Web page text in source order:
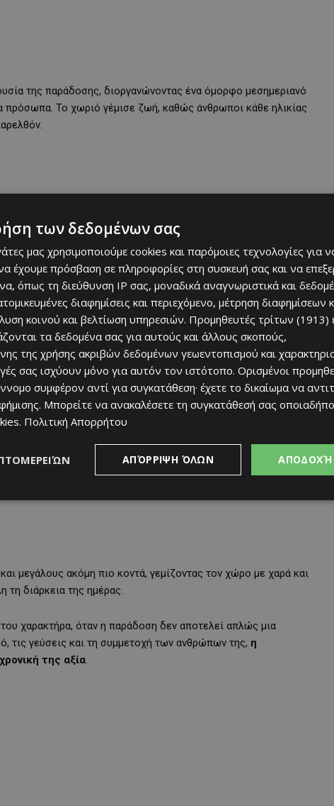
της παράδοσης, διοργανώνοντας ένα όμορφο μεσημεριανό
πρόσωπα. Το χωριό γέμισε ζωή, καθώς άνθρωποι κάθε ηλικίας
διατηρώντας ζωντανές μνήμες που περνούν από γενιά σε
κυπριακό χρώμα στη γιορτή. Τοπλούσιο, αυθεντικό
ιδανικά την εμπειρία, δημιουργώντας ένα σκηνικό
μεγάλους ακόμη πιο κοντά, γεμίζοντας τον χώρο με χαρά και
τη διάρκεια της ημέρας.
χαρακτήρα, όταν η παράδοση δεν αποτελεί απλώς μια
τις γεύσεις και τη συμμετοχή των ανθρώπων της, η
της αξία
των δεδομένων σας
μας χρησιμοποιούμε cookies και παρόμοιες τεχνολογίες για
έχουμε πρόσβαση σε πληροφορίες στη συσκευή σας και να
όπως τη διεύθυνση IP σας, μοναδικά αναγνωριστικά και
διαφημίσεις και περιεχόμενο, μέτρηση διαφημίσεων
κοινού και βελτίωση υπηρεσιών. Προμηθευτές τρίτων (1913)
τα δεδομένα σας για αυτούς και άλλους σκοπούς,
της χρήσης ακριβών δεδομένων γεωεντοπισμού και
σας ισχύουν μόνο για αυτόν τον ιστότοπο. Ορισμένοι
συμφέρον αντί για συγκατάθεση· έχετε το δικαίωμα να
. Μπορείτε να ανακαλέσετε τη συγκατάθεσή σας
. Πολιτική Απορρήτου
ΑΠΌΡΡΙΨΗ ΌΛΩΝ